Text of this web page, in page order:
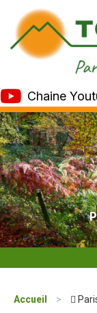
Chaine
Accueil > 